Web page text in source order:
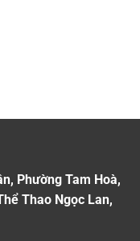
Phường Tam Hoà,
Thao Ngọc Lan,